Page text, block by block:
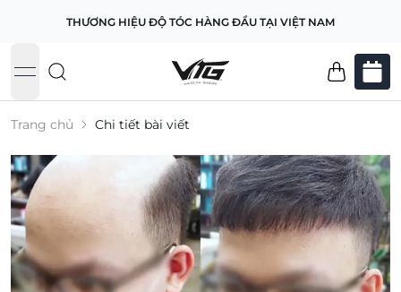
THƯƠNG HIỆU ĐỘ TÓC HÀNG ĐẦU TẠI VIỆT NAM
open navigation menu
Trang chủ Chi tiết bài viết